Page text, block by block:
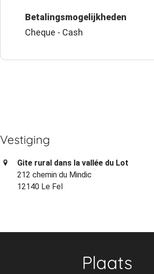
Betalingsmogelijkheden
Cheque - Cash
Vestiging
Gite rural dans la vallée du Lot
212 chemin du Mindic
12140 Le Fel
Plaats